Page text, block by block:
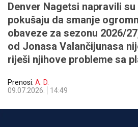
​Denver Nagetsi napravili
pokušaju da smanje
obaveze za sezonu 2026/
od Jonasa Valančijunasa
riješi njihove probleme sa
Prenosi: A. D.
09.07.2026.
14:49